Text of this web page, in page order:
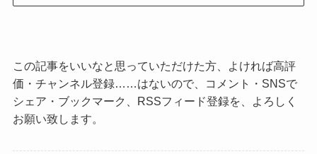
この記事をいいなと思っていただけた方、よければ高評
価・チャンネル登録……はないので、コメント・SNSで
シェア・ブックマーク、RSSフィード登録を、よろしく
お願い致します。